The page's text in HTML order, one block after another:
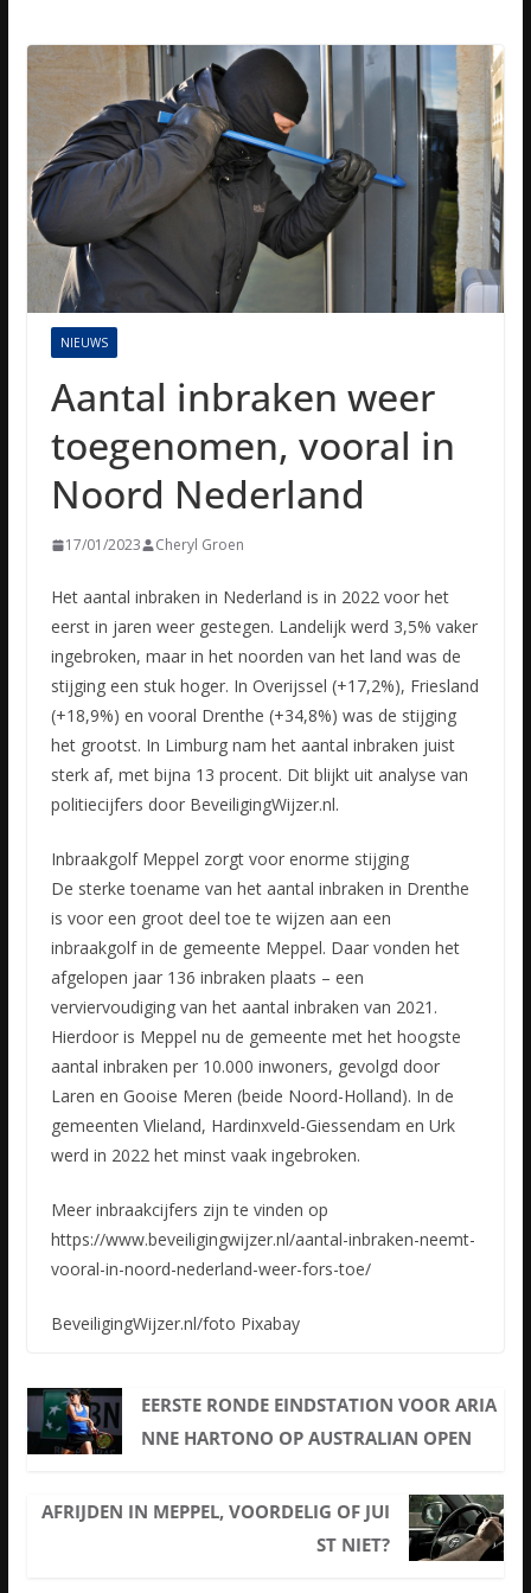
NIEUWS
Aantal inbraken weer
toegenomen, vooral in
Noord Nederland
17/01/2023 Cheryl Groen
Het aantal inbraken in Nederland is in 2022 voor het
eerst in jaren weer gestegen. Landelijk werd 3,5% vaker
ingebroken, maar in het noorden van het land was de
stijging een stuk hoger. In Overijssel (+17,2%), Friesland
(+18,9%) en vooral Drenthe (+34,8%) was de stijging
het grootst. In Limburg nam het aantal inbraken juist
sterk af, met bijna 13 procent. Dit blijkt uit analyse van
politiecijfers door BeveiligingWijzer.nl.
Inbraakgolf Meppel zorgt voor enorme stijging
De sterke toename van het aantal inbraken in Drenthe
is voor een groot deel toe te wijzen aan een
inbraakgolf in de gemeente Meppel. Daar vonden het
afgelopen jaar 136 inbraken plaats – een
verviervoudiging van het aantal inbraken van 2021.
Hierdoor is Meppel nu de gemeente met het hoogste
aantal inbraken per 10.000 inwoners, gevolgd door
Laren en Gooise Meren (beide Noord-Holland). In de
gemeenten Vlieland, Hardinxveld-Giessendam en Urk
werd in 2022 het minst vaak ingebroken.
Meer inbraakcijfers zijn te vinden op
https://www.beveiligingwijzer.nl/aantal-inbraken-neemt-
vooral-in-noord-nederland-weer-fors-toe/
BeveiligingWijzer.nl/foto Pixabay
EERSTE RONDE EINDSTATION VOOR ARIA
NNE HARTONO OP AUSTRALIAN OPEN
AFRIJDEN IN MEPPEL, VOORDELIG OF JUI
ST NIET?